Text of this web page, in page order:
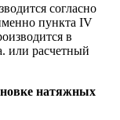
согласно
пункта IV
в
или расчетный
натяжных